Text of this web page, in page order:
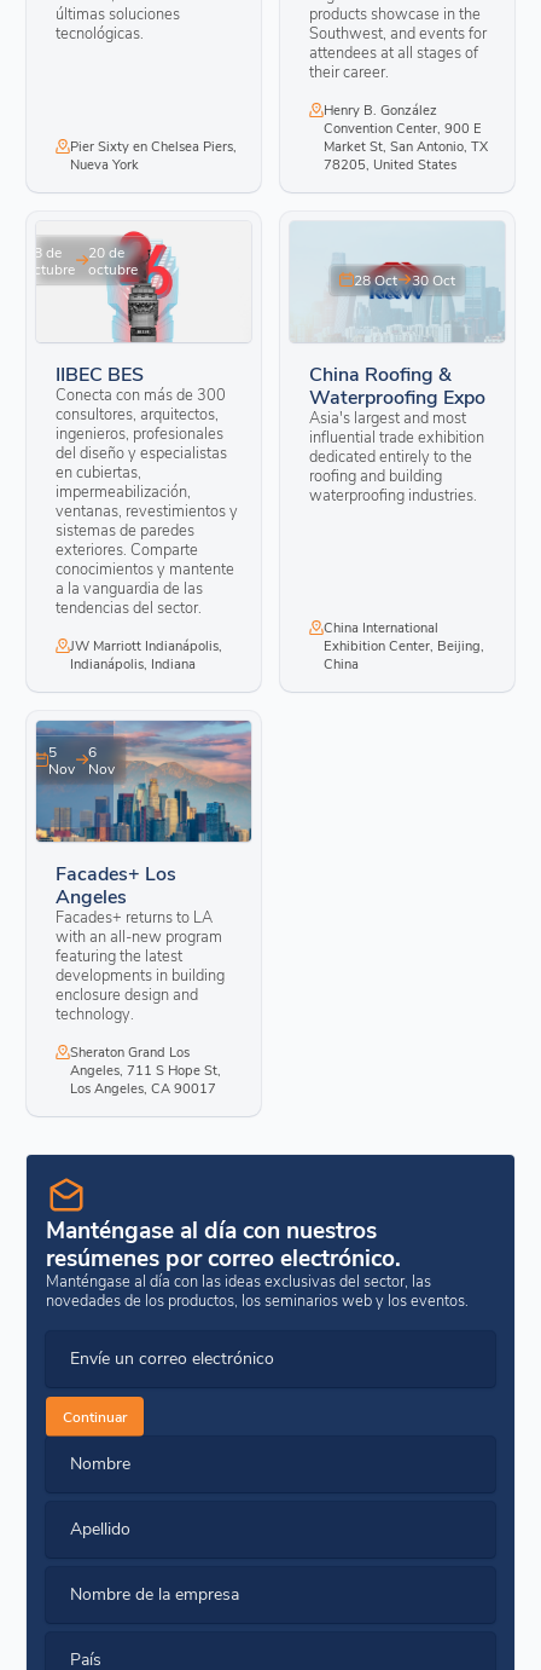
últimas soluciones
tecnológicas.
Pier Sixty en Chelsea Piers,
Nueva York
products showcase in the
Southwest, and events for
attendees at all stages of
their career.
Henry B. González
Convention Center, 900 E
Market St, San Antonio, TX
78205, United States
18 de
octubre
20 de
octubre
IIBEC BES
Conecta con más de 300
consultores, arquitectos,
ingenieros, profesionales
del diseño y especialistas
en cubiertas,
impermeabilización,
ventanas, revestimientos y
sistemas de paredes
exteriores. Comparte
conocimientos y mantente
a la vanguardia de las
tendencias del sector.
JW Marriott Indianápolis,
Indianápolis, Indiana
28 Oct 30 Oct
China Roofing &
Waterproofing Expo
Asia's largest and most
influential trade exhibition
dedicated entirely to the
roofing and building
waterproofing industries.
China International
Exhibition Center, Beijing,
China
5
Nov
6
Nov
Facades+ Los
Angeles
Facades+ returns to LA
with an all-new program
featuring the latest
developments in building
enclosure design and
technology.
Sheraton Grand Los
Angeles, 711 S Hope St,
Los Angeles, CA 90017
Manténgase al día con nuestros
resúmenes por correo electrónico.
Manténgase al día con las ideas exclusivas del sector, las
novedades de los productos, los seminarios web y los eventos.
Envíe un correo electrónico
Continuar
Nombre
Apellido
Nombre de la empresa
País